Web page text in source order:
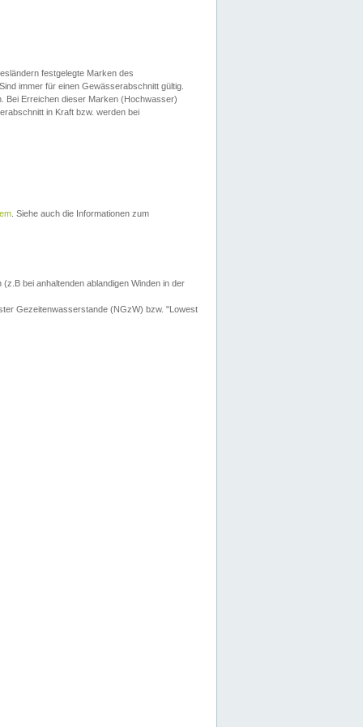
festgelegte Marken des
immer für einen Gewässerabschnitt gültig.
Bei Erreichen dieser Marken (Hochwasser)
in Kraft bzw. werden bei
. Siehe auch die Informationen zum
bei anhaltenden ablandigen Winden in der
Gezeitenwasserstande (NGzW) bzw. "Lowest